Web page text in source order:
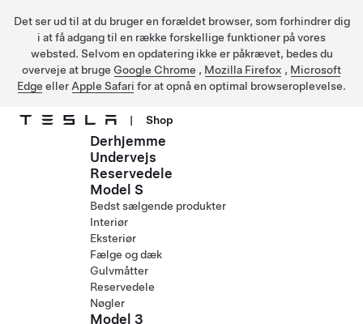
Det ser ud til at du bruger en forældet browser, som forhindrer dig
i at få adgang til en række forskellige funktioner på vores
websted. Selvom en opdatering ikke er påkrævet, bedes du
overveje at bruge Google Chrome , Mozilla Firefox , Microsoft
Edge eller Apple Safari for at opnå en optimal browseroplevelse.
Gå til hovedindhold
| Shop
Derhjemme
Undervejs
Reservedele
Model S
Bedst sælgende produkter
Interiør
Eksteriør
Fælge og dæk
Gulvmåtter
Reservedele
Nøgler
Model 3